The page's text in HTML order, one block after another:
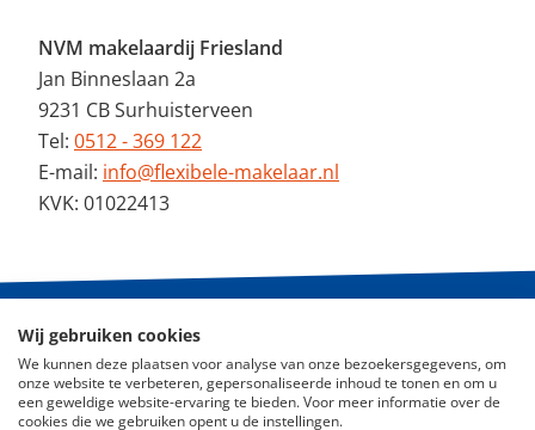
NVM makelaardij Friesland
Jan Binneslaan 2a
9231 CB Surhuisterveen
Tel: 0512 - 369 122
E-mail: info@flexibele-makelaar.nl
KVK: 01022413
© 2026 - De Flexibele Makelaar NVM
Nieuws
Wij gebruiken cookies
We kunnen deze plaatsen voor analyse van onze bezoekersgegevens, om
onze website te verbeteren, gepersonaliseerde inhoud te tonen en om u
een geweldige website-ervaring te bieden. Voor meer informatie over de
cookies die we gebruiken opent u de instellingen.